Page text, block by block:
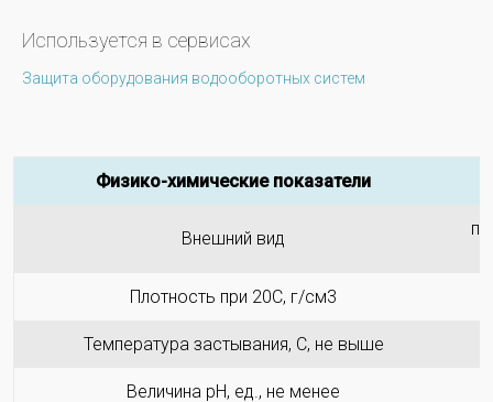
Используется в сервисах
Защита оборудования водооборотных систем
Физико-химические показатели
Внешний вид
Плотность при 20С, г/см3
Температура застывания, С, не выше
Величина рН, ед., не менее